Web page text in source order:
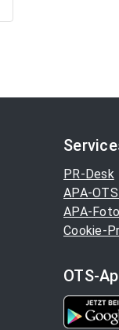
PR-Desk
APA-
APA-
Cookie-
OTS-